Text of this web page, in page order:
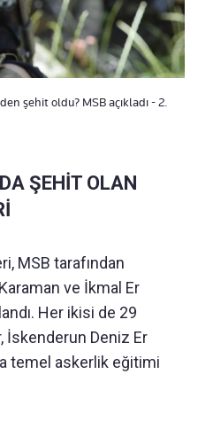
şehit oldu? MSB açıkladı - 2.
ŞEHİT OLAN
MSB tarafından
ve İkmal Er
Her ikisi de 29
İskenderun Deniz Er
temel askerlik eğitimi